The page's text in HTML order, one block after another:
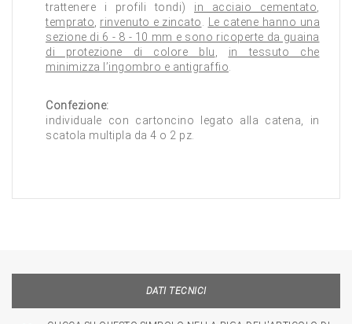
trattenere i profili tondi) in acciaio cementato
temprato rinvenuto e zincato
Le catene hanno una
sezione di 6 - 8 - 10 mm e sono ricoperte da guaina
di protezione di colore blu
in tessuto che
minimizza l’ingombro e antigraffio
Confezione:
individuale con cartoncino legato alla catena, in
scatola multipla da 4 o 2 pz.
DATI TECNICI